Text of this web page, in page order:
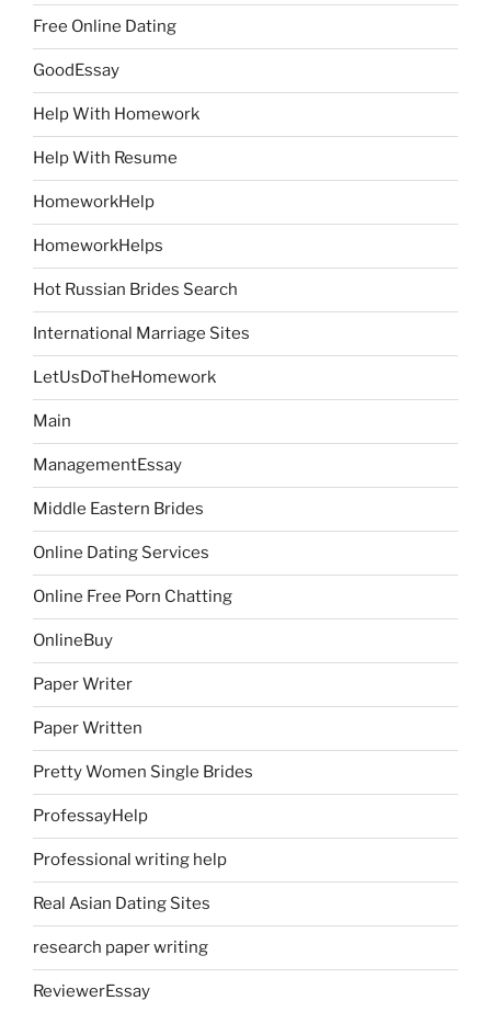
Free Online Dating
GoodEssay
Help With Homework
Help With Resume
HomeworkHelp
HomeworkHelps
Hot Russian Brides Search
International Marriage Sites
LetUsDoTheHomework
Main
ManagementEssay
Middle Eastern Brides
Online Dating Services
Online Free Porn Chatting
OnlineBuy
Paper Writer
Paper Written
Pretty Women Single Brides
ProfessayHelp
Professional writing help
Real Asian Dating Sites
research paper writing
ReviewerEssay